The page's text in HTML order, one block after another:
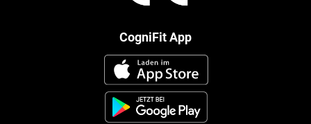
CogniFit App